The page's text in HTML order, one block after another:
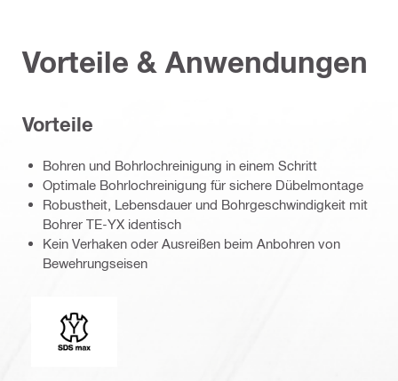
Vorteile & Anwendungen
Vorteile
Bohren und Bohrlochreinigung in einem Schritt
Optimale Bohrlochreinigung für sichere Dübelmontage
Robustheit, Lebensdauer und Bohrgeschwindigkeit mit
Bohrer TE-YX identisch
Kein Verhaken oder Ausreißen beim Anbohren von
Bewehrungseisen
Einsteckenden